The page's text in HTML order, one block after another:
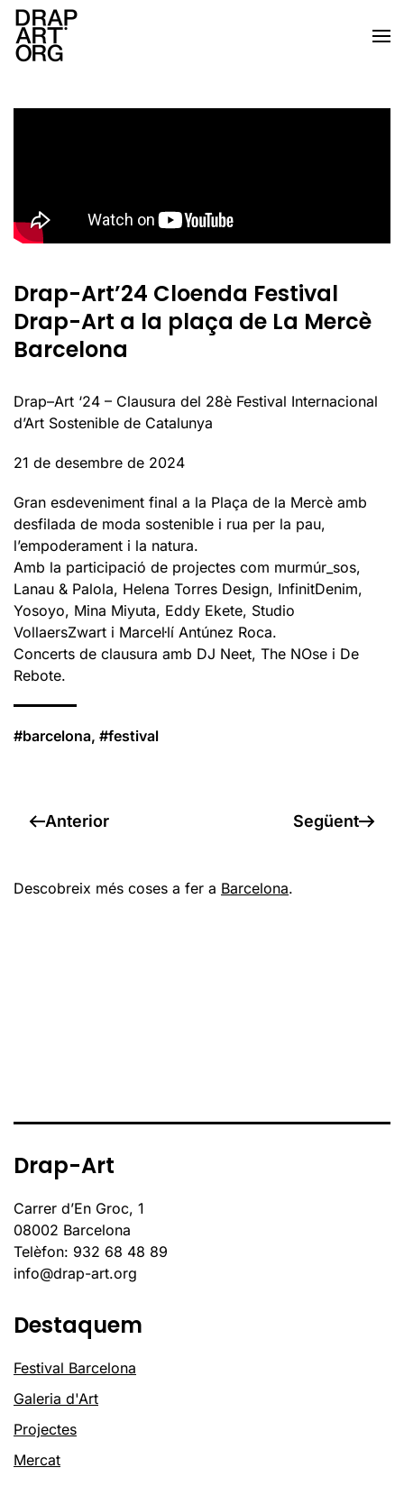
Skip to main content
Drap-Art’24 Cloenda Festival
Drap-Art a la plaça de La Mercè
Barcelona
Drap–Art ‘24 – Clausura del 28è Festival Internacional
d’Art Sostenible de Catalunya
21 de desembre de 2024
Gran esdeveniment final a la Plaça de la Mercè amb
desfilada de moda sostenible i rua per la pau,
l’empoderament i la natura.
Amb la participació de projectes com murmúr_sos,
Lanau & Palola, Helena Torres Design, InfinitDenim,
Yosoyo, Mina Miyuta, Eddy Ekete, Studio
VollaersZwart i Marcel·lí Antúnez Roca.
Concerts de clausura amb DJ Neet, The NOse i De
Rebote.
#barcelona, #festival
Anterior Següent
Descobreix més coses a fer a Barcelona.
Drap-Art
Carrer d’En Groc, 1
08002 Barcelona
Telèfon: 932 68 48 89
info@drap-art.org
Destaquem
Festival Barcelona
Galeria d'Art
Projectes
Mercat